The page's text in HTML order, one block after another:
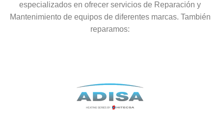
especializados en ofrecer servicios de Reparación y
Mantenimiento de equipos de diferentes marcas. También
reparamos: